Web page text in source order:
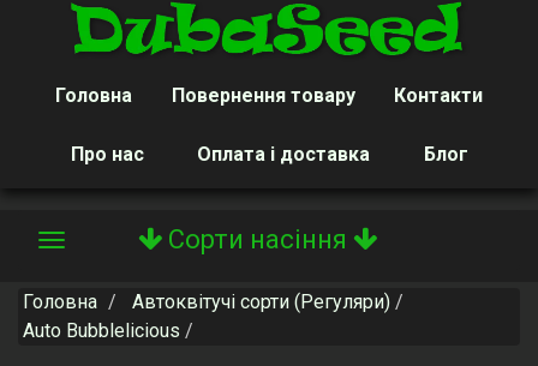
Головна Повернення товару Контакти
Про нас Оплата і доставка Блог
Сорти насіння
Toggle
Головна
Автоквітучі сорти (Регуляри)
Auto Bubblelicious